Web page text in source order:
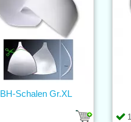
BH-Schalen Gr.XL
1